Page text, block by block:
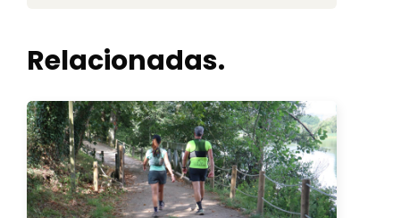
Relacionadas.